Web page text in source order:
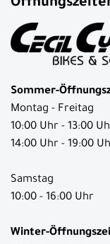
Sommer-
Montag - Freitag
10:00 Uhr - 13:00
14:00 Uhr - 19:00
Samstag
10:00 - 16:00 Uhr
Winter-